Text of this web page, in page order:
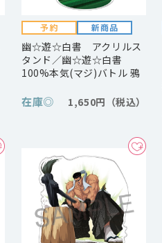
幽☆遊☆白書 アクリルス
タンド／幽☆遊☆白書
100%本気(マジ)バトル 鴉
在庫◎ 1,650円